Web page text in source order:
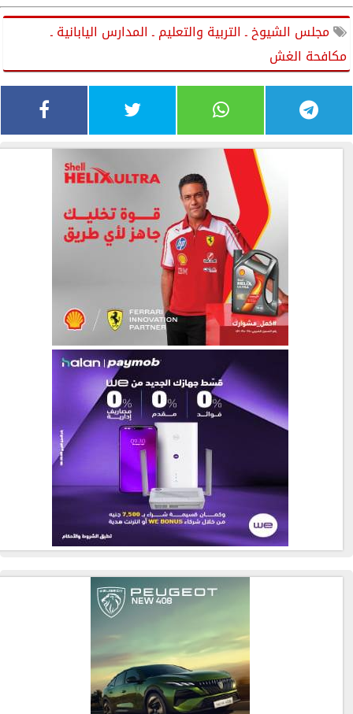
مجلس الشيوخ ـ التربية والتعليم ـ المدارس اليابانية ـ
مكافحة الغش